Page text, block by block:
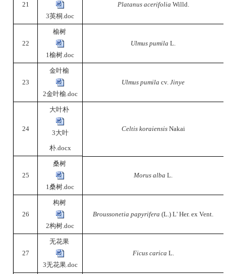
21
3英桐.doc
Platanus acerifolia Willd.
22
榆树
1榆树.doc
Ulmus pumila L.
23
金叶榆
2金叶榆.doc
Ulmus pumila cv. Jinye
24
大叶朴
3大叶
朴.docx
Celtis koraiensis Nakai
25
桑树
1桑树.doc
Morus alba L.
26
构树
2构树.doc
Broussonetia papyrifera (L.) L' Her. ex Vent.
27
无花果
3无花果.doc
Ficus carica L.